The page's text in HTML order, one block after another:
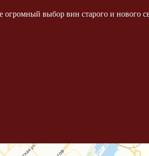
выбор вин старого и нового